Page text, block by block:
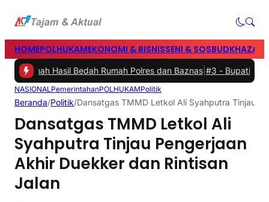
HOMEPOLHUKAMEKONOMI & BISNISSENI & SOSBUD
Hasil Bedah Rumah Polres dan Baznas|#3 -Bupati Barru
NASIONALPemerintahanPOLHUKAMPolitik
Beranda/Politik/Dansatgas TMMD Letkol Ali Syahputra Tinjau
Dansatgas TMMD Letkol Ali
Syahputra Tinjau Pengerjaan
Akhir Duekker dan Rintisan
Jalan